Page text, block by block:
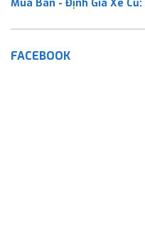
Mua Bán - Định Giá Xe Cũ:
FACEBOOK